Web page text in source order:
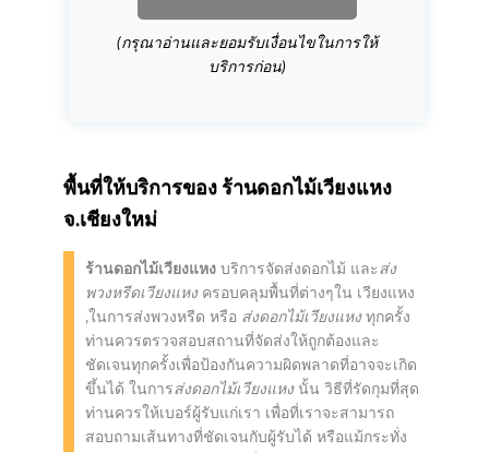
(กรุณาอ่านและยอมรับเงื่อนไขในการให้
บริการก่อน)
พื้นที่ให้บริการของ ร้านดอกไม้เวียงแหง
จ.เชียงใหม่
ร้านดอกไม้เวียงแหง บริการจัดส่งดอกไม้ และ ส่ง
พวงหรีดเวียงแหงครอบคลุมพื้นที่ต่างๆใน เวียงแหง
,ในการส่งพวงหรีด หรือ ส่งดอกไม้เวียงแหงทุกครั้ง
ท่านควรตรวจสอบสถานที่จัดส่งให้ถูกต้องและ
ชัดเจนทุกครั้งเพื่อป้องกันความผิดพลาดที่อาจจะเกิด
ขึ้นได้ ในการส่งดอกไม้เวียงแหงนั้น วิธีที่รัดกุมที่สุด
ท่านควรให้เบอร์ผู้รับแก่เรา เพื่อที่เราจะสามารถ
สอบถามเส้นทางที่ชัดเจนกับผู้รับได้ หรือแม้กระทั่ง